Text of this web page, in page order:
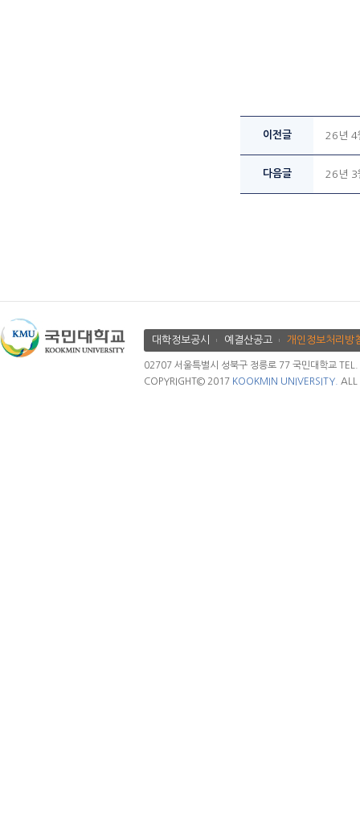
이전글 26년 4
다음글 26년 3
대학정보공시 예결산공고 개인정보처리방
02707 서울특별시 성북구 정릉로 77 국민대학교
COPYRIGHT© 2017 KOOKMIN UNIVERSITY. ALL